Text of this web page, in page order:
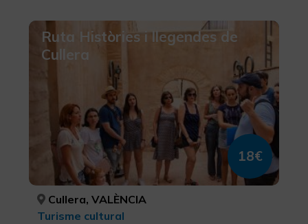
Ruta Històries i llegendes de
Cullera
18€
Cullera, VALÈNCIA
Turisme cultural